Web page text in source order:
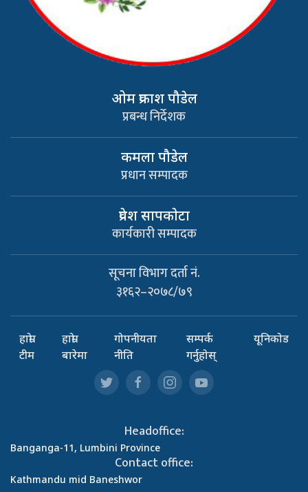
ओम प्रकाश पौडेल
प्रबन्ध निर्देशक
कमला पौडेल
प्रधान सम्पादक
प्रवेश सापकाेटा
कार्यकारी सम्पादक
सूचना विभाग दर्ता नं.
३१६२–२०७८/७९
हाम्रो
टीम
हाम्रो
बारेमा
गोपनीयता
नीति
सम्पर्क
गर्नुहोस्
यूनिकोड
Headoffice:
Banganga-11, Lumbini Province
Contact office:
Kathmandu mid Baneshwor